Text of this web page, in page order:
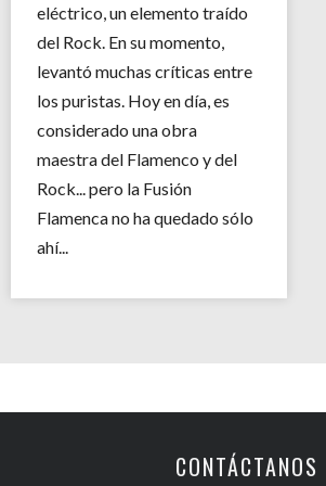
eléctrico, un elemento traído
del Rock. En su momento,
levantó muchas críticas entre
los puristas. Hoy en día, es
considerado una obra
maestra del Flamenco y del
Rock... pero la Fusión
Flamenca no ha quedado sólo
ahí...
CONTÁCTANOS